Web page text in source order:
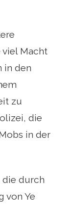
Macht
in den
zu
die
in der
die durch
von Ye